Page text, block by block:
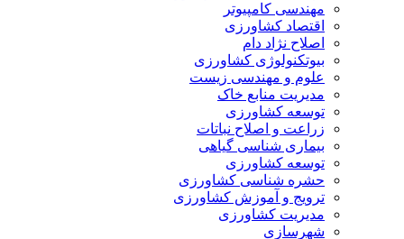
مهندسی کامپیوتر
اقتصاد کشاورزی
اصلاح نژاد دام
بیوتکنولوژی کشاورزی
علوم و مهندسی زیست
مدیریت منابع خاک
توسعه کشاورزی
زراعت و اصلاح نباتات
بیماری شناسی گیاهی
توسعه کشاورزی
حشره شناسی کشاورزی
ترویج و آموزش کشاورزی
مدیریت کشاورزی
شهرسازی